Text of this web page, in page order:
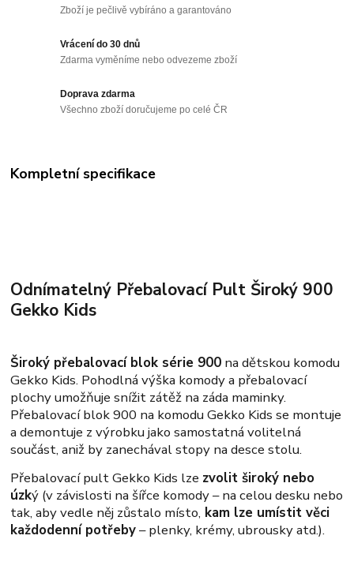
Zboží je pečlivě vybíráno a garantováno
Vrácení do 30 dnů
Zdarma vyměníme nebo odvezeme zboží
Doprava zdarma
Všechno zboží doručujeme po celé ČR
Kompletní specifikace
Odnímatelný Přebalovací Pult Široký 900
Gekko Kids
Široký přebalovací blok série 900 na dětskou komodu
Gekko Kids. Pohodlná výška komody a přebalovací
plochy umožňuje snížit zátěž na záda maminky.
Přebalovací blok 900 na komodu Gekko Kids se montuje
a demontuje z výrobku jako samostatná volitelná
součást, aniž by zanechával stopy na desce stolu.
Přebalovací pult Gekko Kids lze zvolit široký nebo
úzký (v závislosti na šířce komody – na celou desku nebo
tak, aby vedle něj zůstalo místo, kam lze umístit věci
každodenní potřeby– plenky, krémy, ubrousky atd.).